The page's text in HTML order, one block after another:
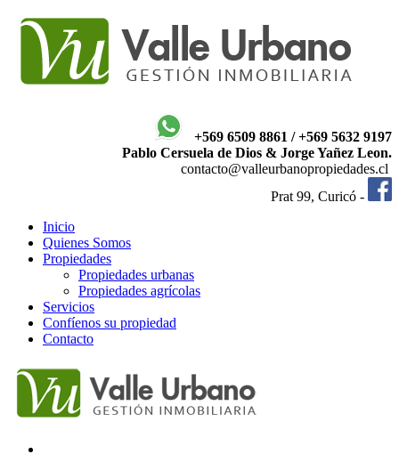
+569 6509 8861 / +569 5632 9197
Pablo Cersuela de Dios & Jorge Yañez Leon.
contacto@valleurbanopropiedades.cl
Prat 99, Curicó -
Inicio
Quienes Somos
Propiedades
Propiedades urbanas
Propiedades agrícolas
Servicios
Confíenos su propiedad
Contacto